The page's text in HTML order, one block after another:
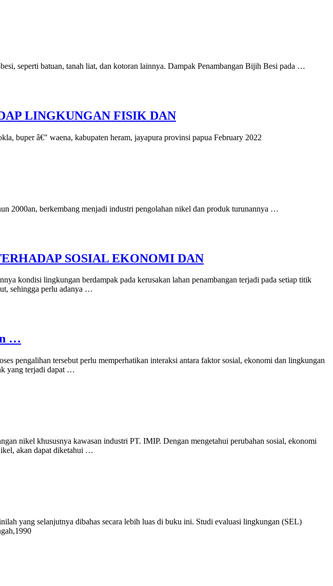
seperti batuan, tanah liat, dan kotoran lainnya. Dampak Penambangan Bijih Besi pada …
LINGKUNGAN FISIK DAN
buper â€" waena, kabupaten heram, jayapura provinsi papua February 2022
2000an, berkembang menjadi industri pengolahan nikel dan produk turunannya …
SOSIAL EKONOMI DAN
kondisi lingkungan berdampak pada kerusakan lahan penambangan terjadi pada setiap titik
sehingga perlu adanya …
…
pengalihan tersebut perlu memperhatikan interaksi antara faktor sosial, ekonomi dan lingkungan
yang terjadi dapat …
nikel khususnya kawasan industri PT. IMIP. Dengan mengetahui perubahan sosial, ekonomi
akan dapat diketahui …
yang selanjutnya dibahas secara lebih luas di buku ini. Studi evaluasi lingkungan (SEL)